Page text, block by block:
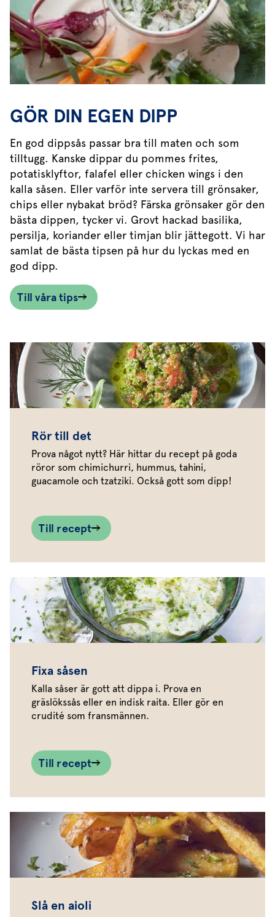
GÖR DIN EGEN DIPP
En god dippsås passar bra till maten och som
tilltugg. Kanske dippar du pommes frites,
potatisklyftor, falafel eller chicken wings i den
kalla såsen. Eller varför inte servera till grönsaker,
chips eller nybakat bröd? Färska grönsaker gör den
bästa dippen, tycker vi. Grovt hackad basilika,
persilja, koriander eller timjan blir jättegott. Vi har
samlat de bästa tipsen på hur du lyckas med en
god dipp.
Till våra tips
Rör till det
Prova något nytt? Här hittar du recept på goda
röror som chimichurri, hummus, tahini,
guacamole och tzatziki. Också gott som dipp!
Till recept
Fixa såsen
Kalla såser är gott att dippa i. Prova en
gräslökssås eller en indisk raita. Eller gör en
crudité som fransmännen.
Till recept
Slå en aioli